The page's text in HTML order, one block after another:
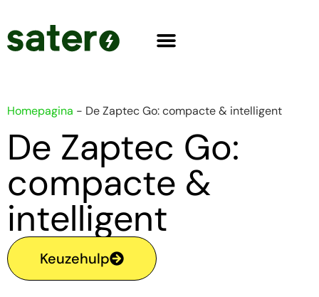
Homepagina - De Zaptec Go: compacte & intelligent
De Zaptec Go:
compacte &
intelligent
Keuzehulp